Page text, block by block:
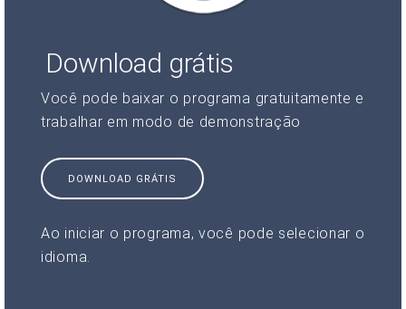
Download grátis
Você pode baixar o programa gratuitamente e
trabalhar em modo de demonstração
DOWNLOAD GRÁTIS
Ao iniciar o programa, você pode selecionar o
idioma.